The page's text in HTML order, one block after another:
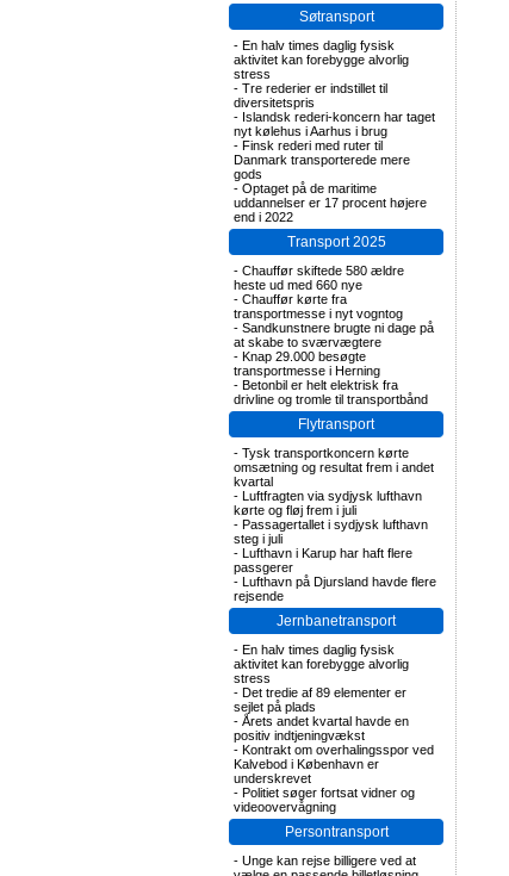
Søtransport
- En halv times daglig fysisk
aktivitet kan forebygge alvorlig
stress
- Tre rederier er indstillet til
diversitetspris
- Islandsk rederi-koncern har taget
nyt kølehus i Aarhus i brug
- Finsk rederi med ruter til
Danmark transporterede mere
gods
- Optaget på de maritime
uddannelser er 17 procent højere
end i 2022
Transport 2025
- Chauffør skiftede 580 ældre
heste ud med 660 nye
- Chauffør kørte fra
transportmesse i nyt vogntog
- Sandkunstnere brugte ni dage på
at skabe to sværvægtere
- Knap 29.000 besøgte
transportmesse i Herning
- Betonbil er helt elektrisk fra
drivline og tromle til transportbånd
Flytransport
- Tysk transportkoncern kørte
omsætning og resultat frem i andet
kvartal
- Luftfragten via sydjysk lufthavn
kørte og fløj frem i juli
- Passagertallet i sydjysk lufthavn
steg i juli
- Lufthavn i Karup har haft flere
passgerer
- Lufthavn på Djursland havde flere
rejsende
Jernbanetransport
- En halv times daglig fysisk
aktivitet kan forebygge alvorlig
stress
- Det tredie af 89 elementer er
sejlet på plads
- Årets andet kvartal havde en
positiv indtjeningvækst
- Kontrakt om overhalingsspor ved
Kalvebod i København er
underskrevet
- Politiet søger fortsat vidner og
videoovervågning
Persontransport
- Unge kan rejse billigere ved at